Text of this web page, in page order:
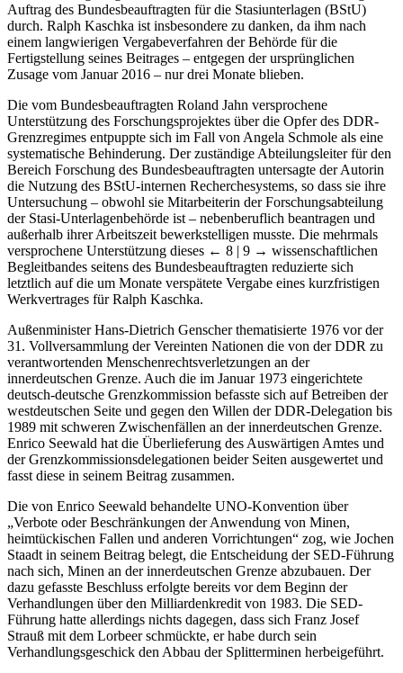
Auftrag des Bundesbeauftragten für die Stasiunterlagen (BStU)
durch. Ralph Kaschka ist insbesondere zu danken, da ihm nach
einem langwierigen Vergabeverfahren der Behörde für die
Fertigstellung seines Beitrages – entgegen der ursprünglichen
Zusage vom Januar 2016 – nur drei Monate blieben.
Die vom Bundesbeauftragten Roland Jahn versprochene
Unterstützung des Forschungsprojektes über die Opfer des DDR-
Grenzregimes entpuppte sich im Fall von Angela Schmole als eine
systematische Behinderung. Der zuständige Abteilungsleiter für den
Bereich Forschung des Bundesbeauftragten untersagte der Autorin
die Nutzung des BStU-internen Recherchesystems, so dass sie ihre
Untersuchung – obwohl sie Mitarbeiterin der Forschungsabteilung
der Stasi-Unterlagenbehörde ist – nebenberuflich beantragen und
außerhalb ihrer Arbeitszeit bewerkstelligen musste. Die mehrmals
versprochene Unterstützung dieses ← 8 | 9 → wissenschaftlichen
Begleitbandes seitens des Bundesbeauftragten reduzierte sich
letztlich auf die um Monate verspätete Vergabe eines kurzfristigen
Werkvertrages für Ralph Kaschka.
Außenminister Hans-Dietrich Genscher thematisierte 1976 vor der
31. Vollversammlung der Vereinten Nationen die von der DDR zu
verantwortenden Menschenrechtsverletzungen an der
innerdeutschen Grenze. Auch die im Januar 1973 eingerichtete
deutsch-deutsche Grenzkommission befasste sich auf Betreiben der
westdeutschen Seite und gegen den Willen der DDR-Delegation bis
1989 mit schweren Zwischenfällen an der innerdeutschen Grenze.
Enrico Seewald hat die Überlieferung des Auswärtigen Amtes und
der Grenzkommissionsdelegationen beider Seiten ausgewertet und
fasst diese in seinem Beitrag zusammen.
Die von Enrico Seewald behandelte UNO-Konvention über
„Verbote oder Beschränkungen der Anwendung von Minen,
heimtückischen Fallen und anderen Vorrichtungen“ zog, wie Jochen
Staadt in seinem Beitrag belegt, die Entscheidung der SED-Führung
nach sich, Minen an der innerdeutschen Grenze abzubauen. Der
dazu gefasste Beschluss erfolgte bereits vor dem Beginn der
Verhandlungen über den Milliardenkredit von 1983. Die SED-
Führung hatte allerdings nichts dagegen, dass sich Franz Josef
Strauß mit dem Lorbeer schmückte, er habe durch sein
Verhandlungsgeschick den Abbau der Splitterminen herbeigeführt.